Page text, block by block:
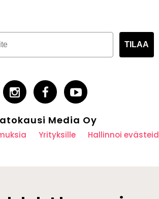
TILAA
Media Oy
Yrityksille Hallinnoi